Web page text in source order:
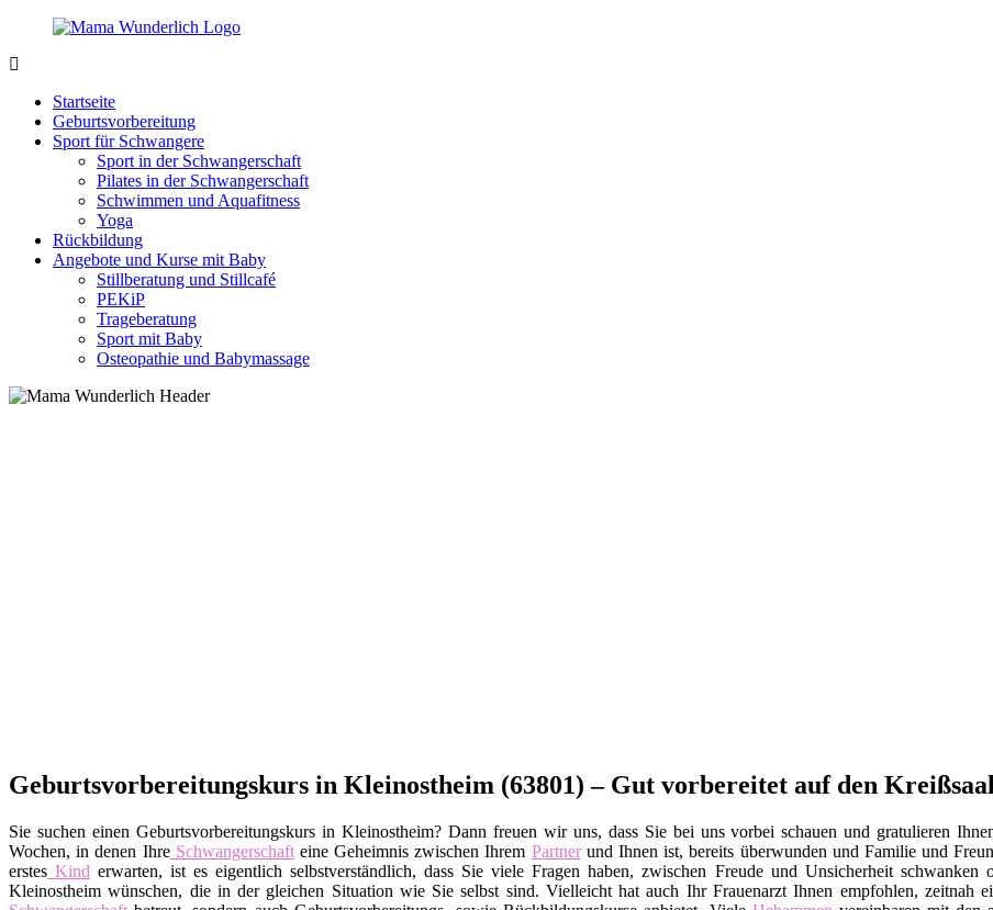
Zurück
Inhalt
sein
wunderbar!
Startseite
Geburtsvorbereitung
Sport für Schwangere
Sport in der Schwangerschaft
Pilates in der Schwangerschaft
Schwimmen und Aquafitness
Yoga
Rückbildung
Angebote und Kurse mit Baby
Stillberatung und Stillcafé
PEKiP
Trageberatung
Sport mit Baby
Osteopathie und Babymassage
Geburtsvorbereitungskurs in Kleinostheim (63801) – Gut vorbereitet auf den
Sie suchen einen Geburtsvorbereitungskurs in Kleinostheim? Dann freuen wir uns, dass Sie bei uns vorbei schauen und gratulieren
Wochen, in denen IhreSchwangerschafteine Geheimnis zwischen Ihrem Partnerund Ihnen ist, bereits überwunden und Familie und
erstes Kind erwarten, ist es eigentlich selbstverständlich, dass Sie viele Fragen haben, zwischen Freude und Unsicherheit
Kleinostheim wünschen, die in der gleichen Situation wie Sie selbst sind. Vielleicht hat auch Ihr Frauenarzt Ihnen empfohlen, zeitnah